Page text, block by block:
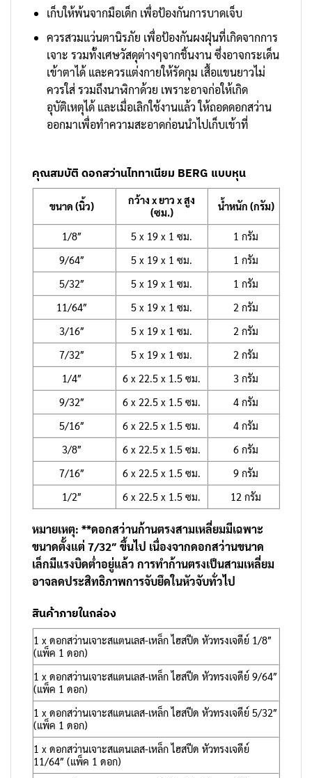
เก็บให้พ้นจากมือเด็ก เพื่อป้องกันการบาดเจ็บ
ควรสวมแว่นตานิรภัย เพื่อป้องกันผงฝุ่นที่เกิดจากการ
เจาะ รวมทั้งเศษวัสดุต่างๆจากชิ้นงาน ซึ่งอาจกระเด็น
เข้าตาได้ และควรแต่งกายให้รัดกุม เสื้อแขนยาวไม่
ควรใส่ รวมถึงนาฬิกาด้วย เพราะอาจก่อให้เกิด
อุบัติเหตุได้ และเมื่อเลิกใช้งานแล้ว ให้ถอดดอกสว่าน
ออกมาเพื่อทำความสะอาดก่อนนำไปเก็บเข้าที่
คุณสมบัติ ดอกสว่านไททาเนียม BERG แบบหุน
ขนาด (นิ้ว)
กว้าง x ยาว x สูง
(ซม.)
น้ำหนัก (กรัม)
1/8″ 5 x 19 x 1 ซม.
1 กรัม
9/64″
5 x 19 x 1 ซม.
1 กรัม
5/32″
5 x 19 x 1 ซม.
1 กรัม
11/64″
5 x 19 x 1 ซม.
2 กรัม
3/16″
5 x 19 x 1 ซม.
2 กรัม
7/32″
5 x 19 x 1 ซม.
2 กรัม
1/4″
6 x 22.5 x 1.5 ซม.
3 กรัม
9/32″
6 x 22.5 x 1.5 ซม.
4 กรัม
5/16″
6 x 22.5 x 1.5 ซม.
4 กรัม
3/8″
6 x 22.5 x 1.5 ซม.
6 กรัม
7/16″
6 x 22.5 x 1.5 ซม.
9 กรัม
1/2″
6 x 22.5 x 1.5 ซม. 12 กรัม
หมายเหตุ: **ดอกสว่านก้านตรงสามเหลี่ยมมีเฉพาะ
ขนาดตั้งแต่ 7/32″ ขึ้นไป เนื่องจากดอกสว่านขนาด
เล็กมีแรงบิดต่ำอยู่แล้ว การทำก้านตรงเป็นสามเหลี่ยม
อาจลดประสิทธิภาพการจับยึดในหัวจับทั่วไป
สินค้าภายในกล่อง
1 x ดอกสว่านเจาะสแตนเลส-เหล็ก ไฮสปีด หัวทรงเจดีย์ 1/8″
(แพ็ค 1 ดอก)
1 x ดอกสว่านเจาะสแตนเลส-เหล็ก ไฮสปีด หัวทรงเจดีย์ 9/64″
(แพ็ค 1 ดอก)
1 x ดอกสว่านเจาะสแตนเลส-เหล็ก ไฮสปีด หัวทรงเจดีย์ 5/32″
(แพ็ค 1 ดอก)
1 x ดอกสว่านเจาะสแตนเลส-เหล็ก ไฮสปีด หัวทรงเจดีย์
11/64″ (แพ็ค 1 ดอก)